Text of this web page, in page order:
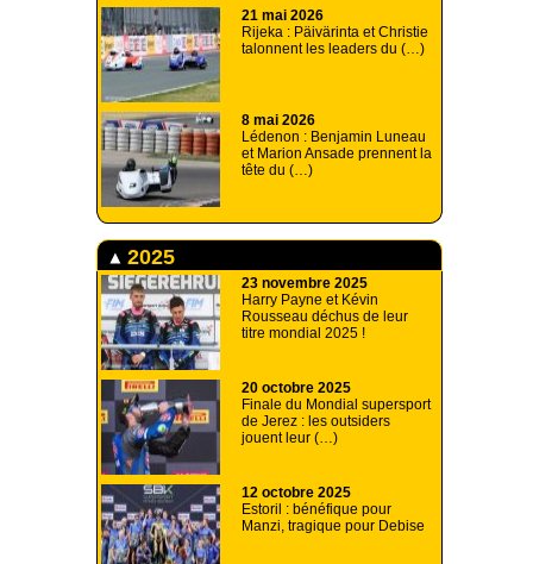
21 mai 2026
Rijeka : Päivärinta et Christie
talonnent les leaders du (…)
8 mai 2026
Lédenon : Benjamin Luneau
et Marion Ansade prennent la
tête du (…)
2025
23 novembre 2025
Harry Payne et Kévin
Rousseau déchus de leur
titre mondial 2025 !
20 octobre 2025
Finale du Mondial supersport
de Jerez : les outsiders
jouent leur (…)
12 octobre 2025
Estoril : bénéfique pour
Manzi, tragique pour Debise